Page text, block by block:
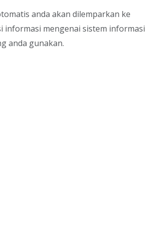
anda akan dilemparkan ke
informasi mengenai sistem informasi
anda gunakan.